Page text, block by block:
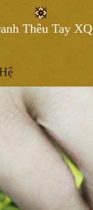
Thêu Tay XQ